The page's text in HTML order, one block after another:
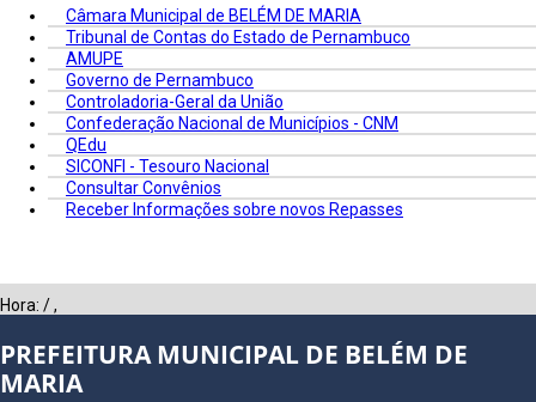
Câmara Municipal de BELÉM DE MARIA
Tribunal de Contas do Estado de Pernambuco
AMUPE
Governo de Pernambuco
Controladoria-Geral da União
Confederação Nacional de Municípios - CNM
QEdu
SICONFI - Tesouro Nacional
Consultar Convênios
Receber Informações sobre novos Repasses
Hora: /,
PREFEITURA MUNICIPAL DE BELÉM DE
MARIA